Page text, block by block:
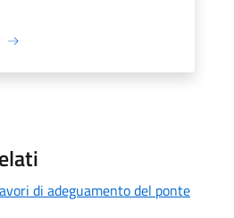
di adeguamento del ponte